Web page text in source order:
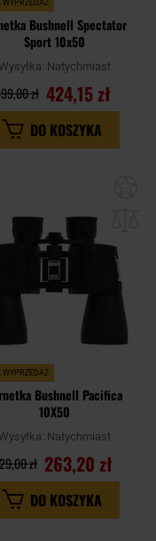
WYPRZEDAŻ
Bushnell Spectator
Sport 10x50
Wysyłka: Natychmiast
424,15 zł
zł
DO KOSZYKA
WYPRZEDAŻ
Bushnell Pacifica
10X50
Wysyłka: Natychmiast
263,20 zł
zł
DO KOSZYKA